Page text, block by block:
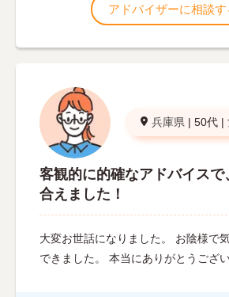
アドバイザーに相談す
兵庫県 | 50代 |
客観的に的確なアドバイスで
合えました！
大変お世話になりました。 お陰様で
できました。 本当にありがとうござい